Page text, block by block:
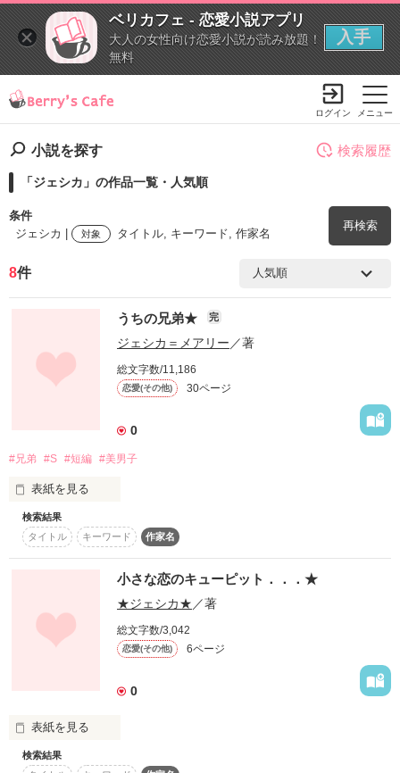
ベリカフェ - 恋愛小説アプリ
大人の女性向け恋愛小説が読み放題！
無料
入手
メニュー
ログイン
小説を探す
「ジェシカ」の作品一覧・人気順
条件
ジェシカ |
対象 タイトル, キーワード, 作家名
再検索
検索ワード
ステータス 全て 完結
コンテスト
検索履歴
8件
うちの兄弟★ 完
ジェシカ＝メアリー ／著
総文字数/11,186
恋愛(その他) 30ページ
0
#兄弟 #S #短編 #美男子
表紙を見る
お母さんの再婚で突然兄弟ができてしまった主人公
《　宮下　祐樹　》
天然だか計算なんだかわからないﾄﾞSな長男
《　竹下　雅人　》
そしてSだけどシャイなチェリーボーイの次男
《　竹下　勇作　》
女の子ならでわの恋心を裕樹は義理の兄弟に抱いてしまいま
検索結果
タイトル
キーワード 作家名
小さな恋のキューピット．．．★
★ジェシカ★ ／著
総文字数/3,042
恋愛(その他) 6ページ
0
表紙を見る
素敵なその一瞬が．．．
検索結果